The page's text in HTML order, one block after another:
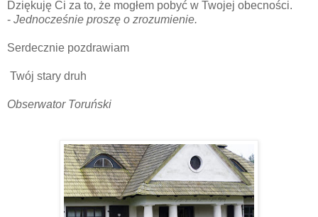
Dziękuję Ci za to, że mogłem pobyć w Twojej obecności.
- Jednocześnie proszę o zrozumienie.
Serdecznie pozdrawiam
Twój stary druh
Obserwator Toruński